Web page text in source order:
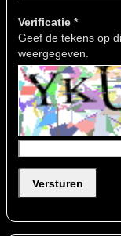
Verificatie *
Geef de tekens op
weergegeven.
Versturen